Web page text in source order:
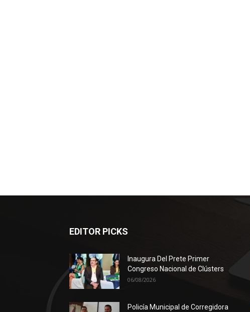
EDITOR PICKS
Inaugura Del Prete Primer
Congreso Nacional de Clústers
06/08/2026
Policía Municipal de Corregidora